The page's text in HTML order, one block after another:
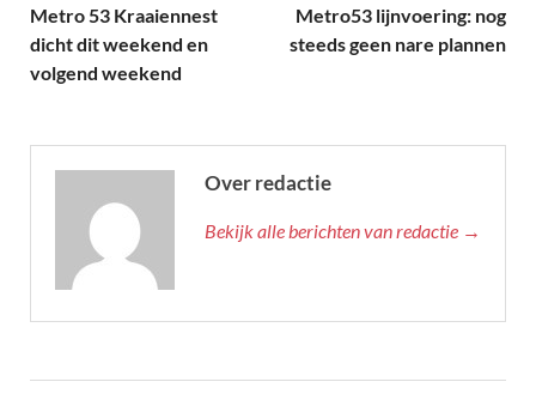
Metro 53 Kraaiennest
dicht dit weekend en
volgend weekend
Metro53 lijnvoering: nog
steeds geen nare plannen
Over redactie
Bekijk alle berichten van redactie →